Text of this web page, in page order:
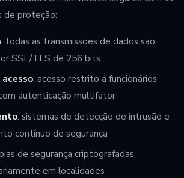
de proteção:
: todas as transmissões de dados são
SSL/TLS de 256 bits
: acesso restrito a funcionários
autenticação multifator
: sistemas de detecção de intrusão e
contínuo de segurança
de segurança criptografadas
em localidades